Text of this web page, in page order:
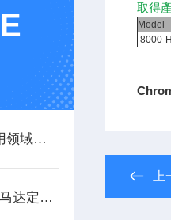
直流低电阻测试仪的应用领域和性能特点
益和MICROTEST 6917 马达定子测试系统
取得
Model
8000